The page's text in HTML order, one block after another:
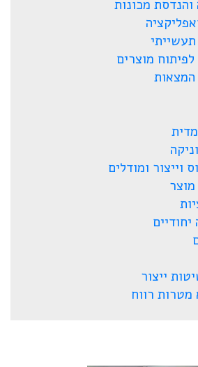
מכונות
מוצרים
המצאות
וייצור ומודלים
ייצור
מטרות רווח